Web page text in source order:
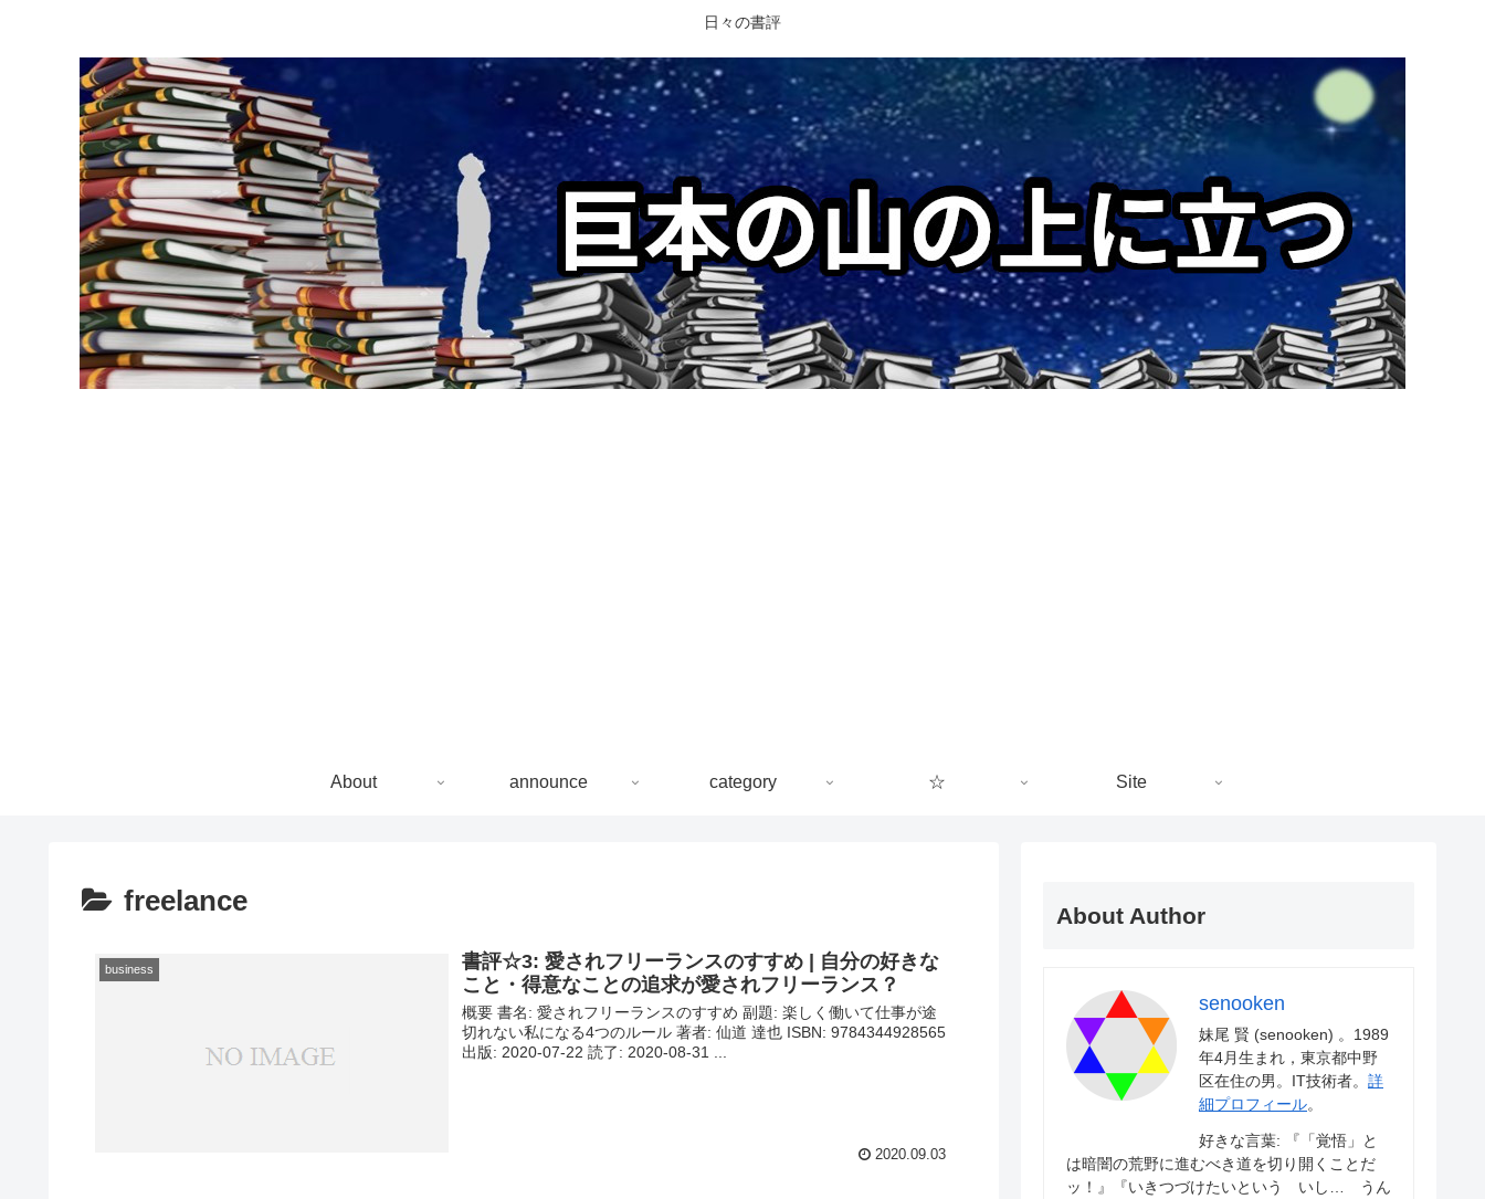
日々の書評
About announce category ☆ Site
freelance
business
書評☆3: 愛されフリーランスのすすめ | 自分の好きな
こと・得意なことの追求が愛されフリーランス？
概要 書名: 愛されフリーランスのすすめ 副題: 楽しく働いて仕事が途
切れない私になる4つのルール 著者: 仙道 達也 ISBN: 9784344928565
出版: 2020-07-22 読了: 2020-08-31 ...
2020.09.03
About Author
senooken
妹尾 賢 (senooken) 。1989
年4月生まれ，東京都中野
区在住の男。IT技術者。 詳
細プロフィール。
好きな言葉: 『「覚悟」と
は暗闇の荒野に進むべき道を切り開くことだ
ッ！』『いきつづけたいという いし… うん